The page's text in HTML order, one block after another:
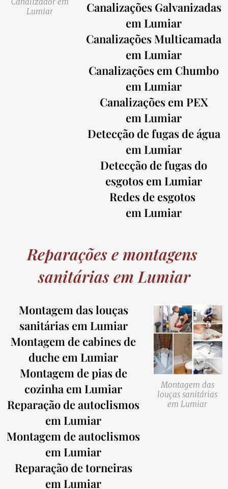
Lumiar
Canalizações Galvanizadas
em Lumiar
Canalizações Multicamada
em Lumiar
Canalizações em Chumbo
em Lumiar
Canalizações em PEX
em Lumiar
Detecção de fugas de água
em Lumiar
Detecção de fugas do
esgotos em Lumiar
Redes de esgotos
em Lumiar
Reparações e montagens
sanitárias em Lumiar
Montagem das
louças sanitárias
em Lumiar
Montagem das louças
sanitárias em Lumiar
Montagem de cabines de
duche em Lumiar
Montagem de pias de
cozinha em Lumiar
Reparação de autoclismos
em Lumiar
Montagem de autoclismos
em Lumiar
Reparação de torneiras
em Lumiar